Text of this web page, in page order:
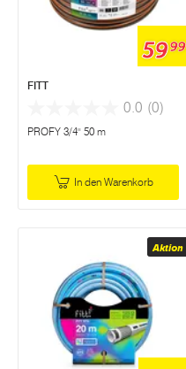
5999
FITT
0.0 (0)
PROFY 3/4'' 50 m
In den Warenkorb
Aktion